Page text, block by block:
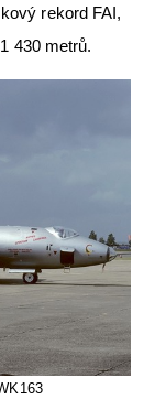
rekord FAI,
430 metrů.